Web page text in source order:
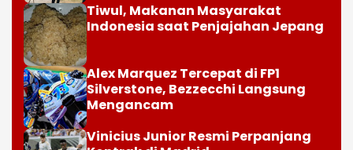
Tiwul, Makanan Masyarakat
Indonesia saat Penjajahan Jepang
Alex Marquez Tercepat di FP1
Silverstone, Bezzecchi Langsung
Mengancam
Vinicius Junior Resmi Perpanjang